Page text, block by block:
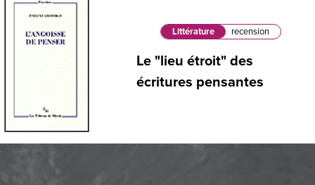
Littérature recension
Le "lieu étroit" des
écritures pensantes